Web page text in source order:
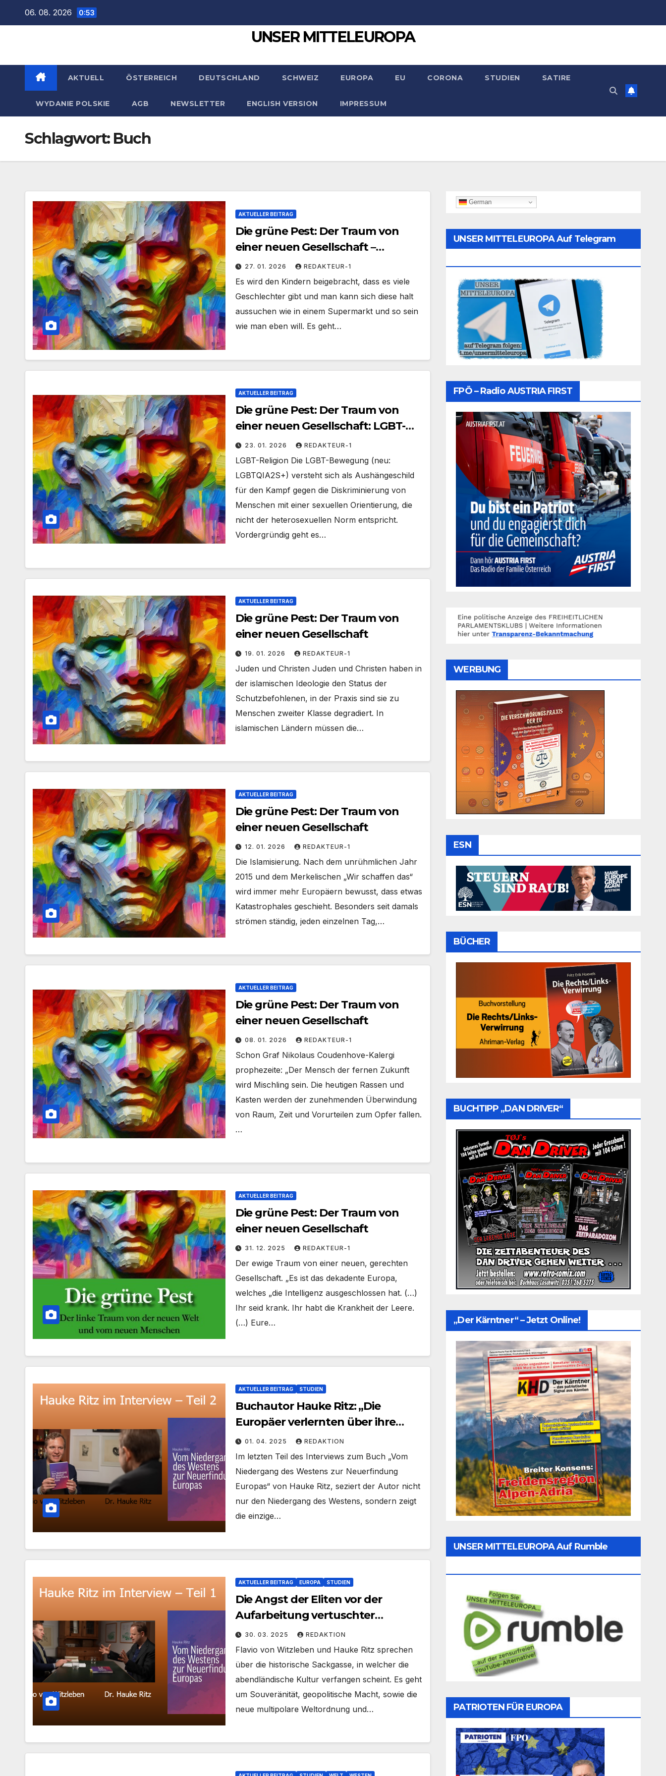
06. 08. 2026 0:53
UNSER MITTELEUROPA
AKTUELL ÖSTERREICH DEUTSCHLAND SCHWEIZ EUROPA EU CORONA STUDIEN SATIRE
WYDANIE POLSKIE AGB NEWSLETTER ENGLISH VERSION IMPRESSUM
Schlagwort: Buch
AKTUELLER BEITRAG
Die grüne Pest: Der Traum von
einer neuen Gesellschaft –
„Heteronormalität“ überwinden
27. 01. 2026 REDAKTEUR-1
Es wird den Kindern beigebracht, dass es viele
Geschlechter gibt und man kann sich diese halt
aussuchen wie in einem Supermarkt und so sein
wie man eben will. Es geht…
AKTUELLER BEITRAG
Die grüne Pest: Der Traum von
einer neuen Gesellschaft: LGBT-
Religion.
23. 01. 2026 REDAKTEUR-1
LGBT-Religion Die LGBT-Bewegung (neu:
LGBTQIA2S+) versteht sich als Aushängeschild
für den Kampf gegen die Diskriminierung von
Menschen mit einer sexuellen Orientierung, die
nicht der heterosexuellen Norm entspricht.
Vordergründig geht es…
AKTUELLER BEITRAG
Die grüne Pest: Der Traum von
einer neuen Gesellschaft
19. 01. 2026 REDAKTEUR-1
Juden und Christen Juden und Christen haben in
der islamischen Ideologie den Status der
Schutzbefohlenen, in der Praxis sind sie zu
Menschen zweiter Klasse degradiert. In
islamischen Ländern müssen die…
AKTUELLER BEITRAG
Die grüne Pest: Der Traum von
einer neuen Gesellschaft
12. 01. 2026 REDAKTEUR-1
Die Islamisierung. Nach dem unrühmlichen Jahr
2015 und dem Merkelischen „Wir schaffen das“
wird immer mehr Europäern bewusst, dass etwas
Katastrophales geschieht. Besonders seit damals
strömen ständig, jeden einzelnen Tag,…
AKTUELLER BEITRAG
Die grüne Pest: Der Traum von
einer neuen Gesellschaft
08. 01. 2026 REDAKTEUR-1
Schon Graf Nikolaus Coudenhove-Kalergi
prophezeite: „Der Mensch der fernen Zukunft
wird Mischling sein. Die heutigen Rassen und
Kasten werden der zunehmenden Überwindung
von Raum, Zeit und Vorurteilen zum Opfer fallen.
…
AKTUELLER BEITRAG
Die grüne Pest: Der Traum von
einer neuen Gesellschaft
31. 12. 2025 REDAKTEUR-1
Der ewige Traum von einer neuen, gerechten
Gesellschaft. „Es ist das dekadente Europa,
welches „die Intelligenz ausgeschlossen hat. (…)
Ihr seid krank. Ihr habt die Krankheit der Leere.
(…) Eure…
AKTUELLER BEITRAG STUDIEN
Buchautor Hauke Ritz: „Die
Europäer verlernten über ihre
eigenen Interessen
nachzudenken!“
01. 04. 2025 REDAKTION
Im letzten Teil des Interviews zum Buch „Vom
Niedergang des Westens zur Neuerfindung
Europas“ von Hauke Ritz, seziert der Autor nicht
nur den Niedergang des Westens, sondern zeigt
die einzige…
AKTUELLER BEITRAG EUROPA STUDIEN
Die Angst der Eliten vor der
Aufarbeitung vertuschter
Altlasten, wie z.B. von CoV!
30. 03. 2025 REDAKTION
Flavio von Witzleben und Hauke Ritz sprechen
über die historische Sackgasse, in welcher die
abendländische Kultur verfangen scheint. Es geht
um Souveränität, geopolitische Macht, sowie die
neue multipolare Weltordnung und…
German
UNSER MITTELEUROPA Auf Telegram
FPÖ – Radio AUSTRIA FIRST
WERBUNG
ESN
BÜCHER
BUCHTIPP „DAN DRIVER“
„Der Kärntner“ – Jetzt Online!
UNSER MITTELEUROPA Auf Rumble
PATRIOTEN FÜR EUROPA